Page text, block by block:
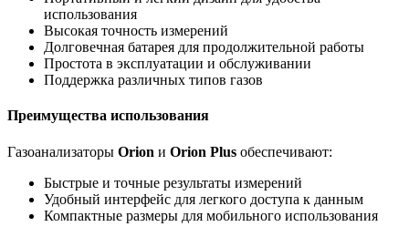
использования
Высокая точность измерений
Долговечная батарея для продолжительной работы
Простота в эксплуатации и обслуживании
Поддержка различных типов газов
Преимущества использования
Газоанализаторы Orion и Orion Plus обеспечивают:
Быстрые и точные результаты измерений
Удобный интерфейс для легкого доступа к данным
Компактные размеры для мобильного использования